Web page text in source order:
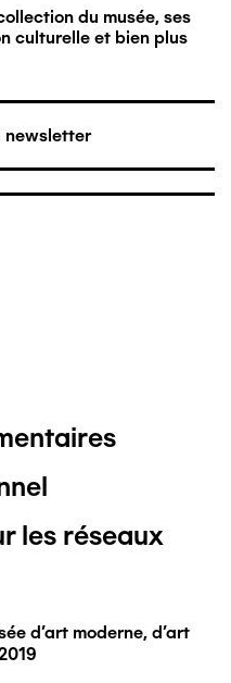
du musée, ses
culturelle et bien plus
newsletter
les réseaux
d'art moderne, d'art